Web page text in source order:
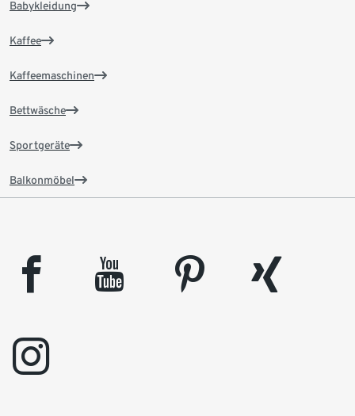
Babykleidung
Kaffee
Kaffeemaschinen
Bettwäsche
Sportgeräte
Balkonmöbel
facebook youtube pinterest
xing
instagram